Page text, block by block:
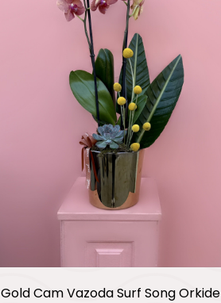
Gold Cam Vazoda Surf Song Orkide